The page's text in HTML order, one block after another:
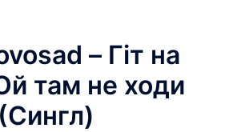
– Гіт на
там не ходи
(Сингл)